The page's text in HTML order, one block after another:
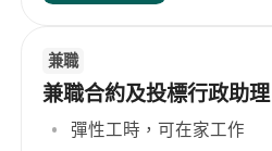
兼職
兼職合約及投標行政助理
彈性工時，可在家工作